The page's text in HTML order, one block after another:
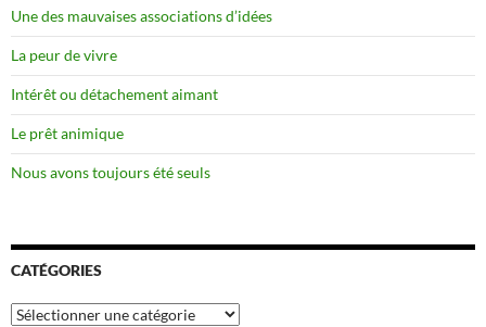
Une des mauvaises associations d’idées
La peur de vivre
Intérêt ou détachement aimant
Le prêt animique
Nous avons toujours été seuls
CATÉGORIES
Catégories